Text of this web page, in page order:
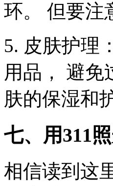
环。 但要注
5. 皮肤护理
用品， 避免
肤的保湿和
七、用311
相信读到这